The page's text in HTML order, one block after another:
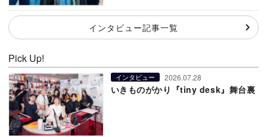
インタビュー記事一覧
Pick Up!
インタビュー 2026.07.28
いきものがかり『tiny desk』舞台裏